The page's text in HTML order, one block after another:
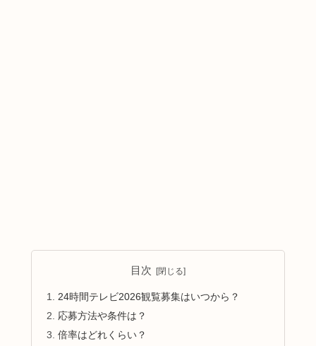
目次
24時間テレビ2026観覧募集はいつから？
応募方法や条件は？
倍率はどれくらい？